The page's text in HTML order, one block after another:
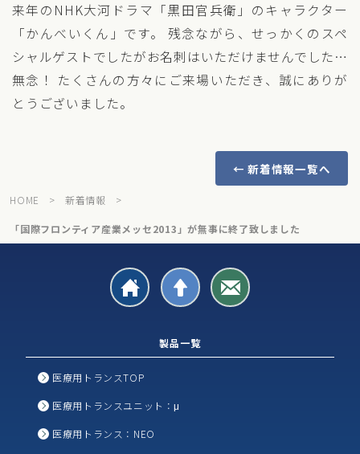
来年のNHK大河ドラマ「黒田官兵衛」のキャラクター
「かんべいくん」です。
残念ながら、せっかくのスペ
シャルゲストでしたがお名刺はいただけませんでした…
無念！
たくさんの方々にご来場いただき、誠にありが
とうございました。
← 新着情報一覧へ
HOME > 新着情報 >
「国際フロンティア産業メッセ2013」が無事に終了致しました
製品一覧
医療用トランスTOP
医療用トランスユニット：μ
医療用トランス：NEO